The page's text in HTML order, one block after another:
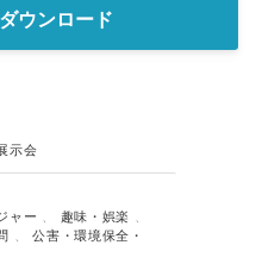
ウンロード
示会
ャー 趣味・娯楽
、公害・環境保全・